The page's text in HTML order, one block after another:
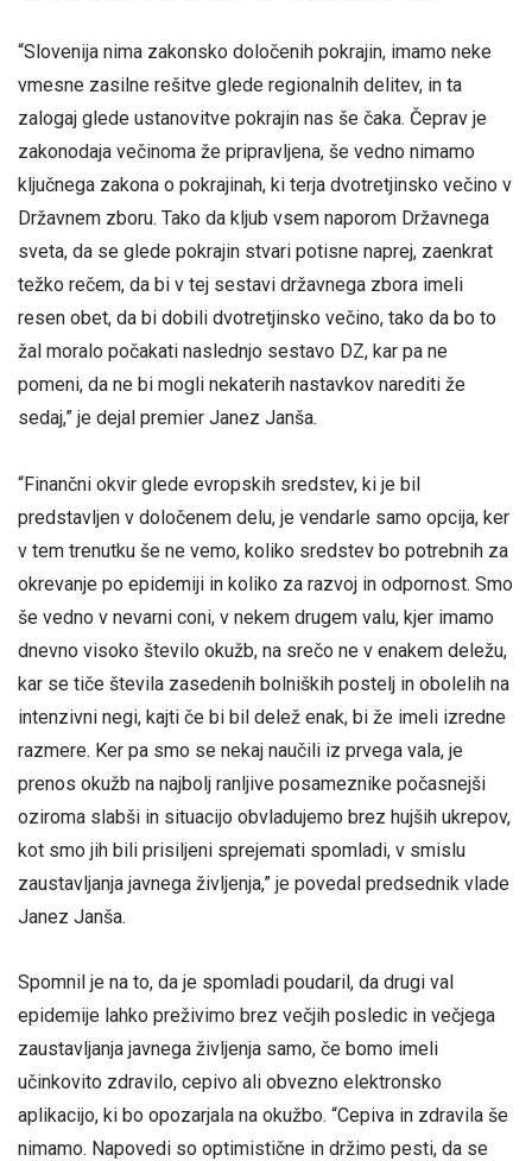
“Slovenija nima zakonsko določenih pokrajin, imamo neke
vmesne zasilne rešitve glede regionalnih delitev, in ta
zalogaj glede ustanovitve pokrajin nas še čaka. Čeprav je
zakonodaja večinoma že pripravljena, še vedno nimamo
ključnega zakona o pokrajinah, ki terja dvotretjinsko večino v
Državnem zboru. Tako da kljub vsem naporom Državnega
sveta, da se glede pokrajin stvari potisne naprej, zaenkrat
težko rečem, da bi v tej sestavi državnega zbora imeli
resen obet, da bi dobili dvotretjinsko večino, tako da bo to
žal moralo počakati naslednjo sestavo DZ, kar pa ne
pomeni, da ne bi mogli nekaterih nastavkov narediti že
sedaj,” je dejal premier Janez Janša.
“Finančni okvir glede evropskih sredstev, ki je bil
predstavljen v določenem delu, je vendarle samo opcija, ker
v tem trenutku še ne vemo, koliko sredstev bo potrebnih za
okrevanje po epidemiji in koliko za razvoj in odpornost. Smo
še vedno v nevarni coni, v nekem drugem valu, kjer imamo
dnevno visoko število okužb, na srečo ne v enakem deležu,
kar se tiče števila zasedenih bolniških postelj in obolelih na
intenzivni negi, kajti če bi bil delež enak, bi že imeli izredne
razmere. Ker pa smo se nekaj naučili iz prvega vala, je
prenos okužb na najbolj ranljive posameznike počasnejši
oziroma slabši in situacijo obvladujemo brez hujših ukrepov,
kot smo jih bili prisiljeni sprejemati spomladi, v smislu
zaustavljanja javnega življenja,” je povedal predsednik vlade
Janez Janša.
Spomnil je na to, da je spomladi poudaril, da drugi val
epidemije lahko preživimo brez večjih posledic in večjega
zaustavljanja javnega življenja samo, če bomo imeli
učinkovito zdravilo, cepivo ali obvezno elektronsko
aplikacijo, ki bo opozarjala na okužbo. “Cepiva in zdravila še
nimamo. Napovedi so optimistične in držimo pesti, da se